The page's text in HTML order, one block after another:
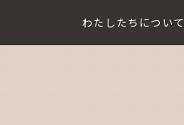
わたしたちについて